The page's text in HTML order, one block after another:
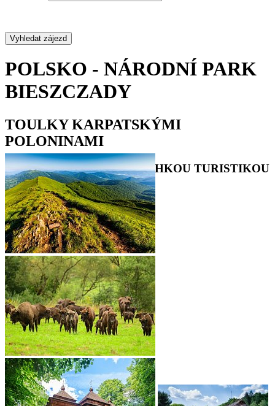
POLSKO - NÁRODNÍ PARK
BIESZCZADY
TOULKY KARPATSKÝMI
POLONINAMI
POZNÁVACÍ ZÁJEZD S LEHKOU TURISTIKOU
•••••••